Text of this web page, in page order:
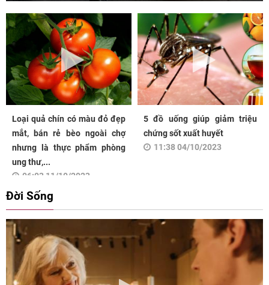
Loại quả chín có màu đỏ đẹp
mắt, bán rẻ bèo ngoài chợ
nhưng là thực phẩm phòng
ung thư,...
06:03 11/10/2023
5 đồ uống giúp giảm triệu
chứng sốt xuất huyết
11:38 04/10/2023
Đời Sống